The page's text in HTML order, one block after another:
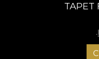
TAPET